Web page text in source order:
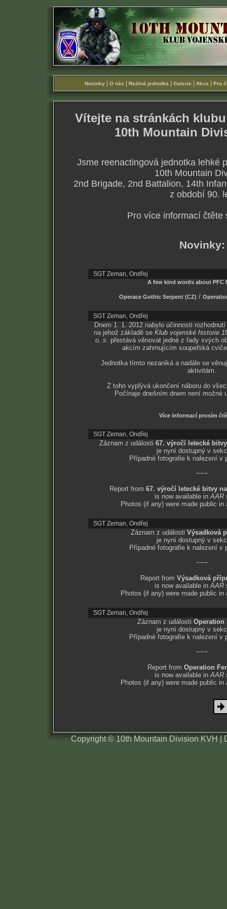
Novinky O nás Reálná jednotka Galerie Akce Pro
Vítejte na stránkách
10th Mountain
Jsme reenactingová jednotka lehké
10th Mountain
2nd Brigade, 2nd Battalion, 14th
z období 90.
Pro více informací čtěte
Novinky:
SGT Zeman, Ondřej
A few kind words about PFC
Operace Gothic Serpent (CZ) /
SGT Zeman, Ondřej
Dnem 1. 1. 2012 nabylo účinnosti
na jehož základě se Klub vojenské historie
o. s.
přestává věnovat jedné z řady svých
akcím zahrnujícím soupeřská
Jednotka tímto nezaniká a nadále se
aktivitám.
Z toho vyplývá ukončení náboru do
Počínaje dnešním dnem není možné
Více informací prosím
SGT Zeman, Ondřej
Záznam z události 67. výročí letecké
je nyní dostupný v
Případné fotografie k nalezení v
~~~
Report from 67. výročí letecké bitvy
is now available in AAR
Photos (if any) were made public in
SGT Zeman, Ondřej
Záznam z události Výsadková
je nyní dostupný v
Případné fotografie k nalezení v
~~~
Report from Výsadková
is now available in AAR
Photos (if any) were made public in
SGT Zeman, Ondřej
Záznam z události Operation
je nyní dostupný v
Případné fotografie k nalezení v
~~~
Report from Operation
is now available in AAR
Photos (if any) were made public in
Copyright © 10th Mountain Division KVH |